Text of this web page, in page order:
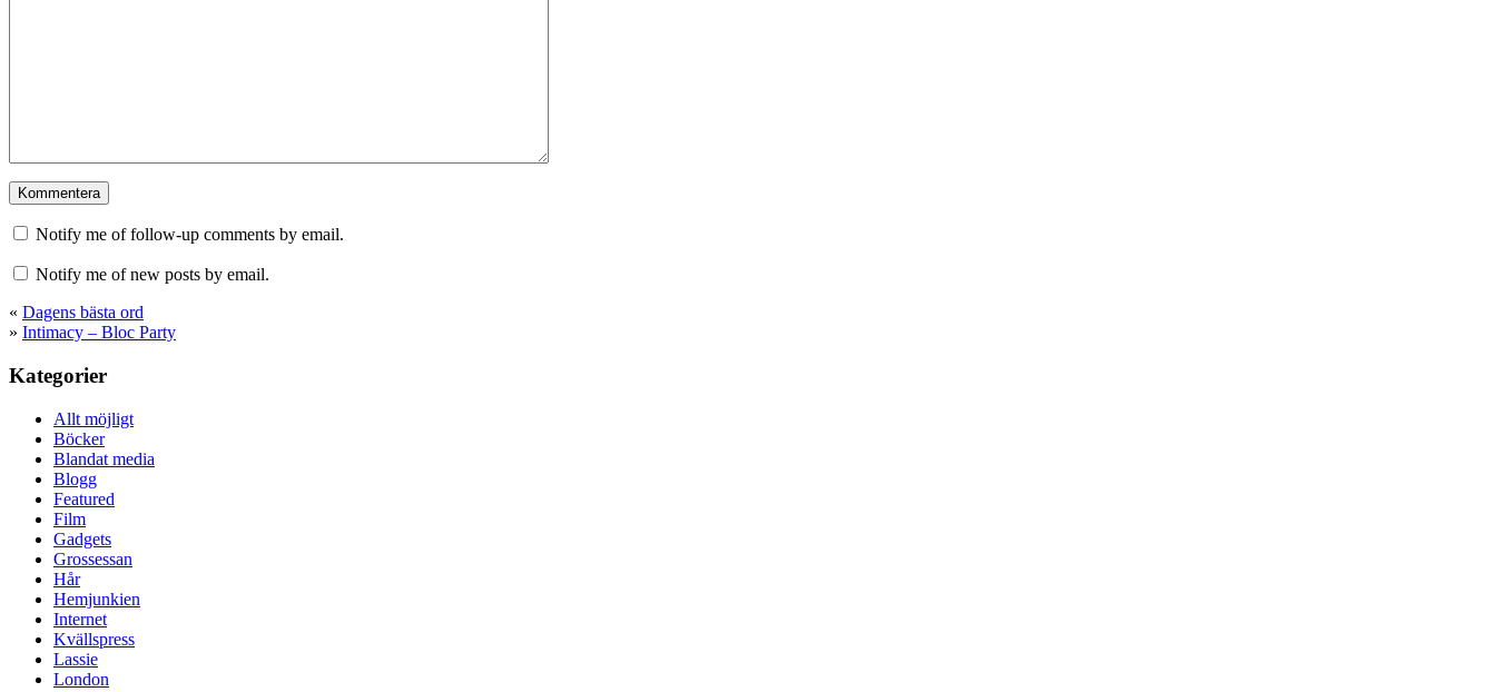
Notify me of follow-up comments by email.
Notify me of new posts by email.
« Dagens bästa ord
» Intimacy – Bloc Party
Kategorier
Allt möjligt
Böcker
Blandat media
Blogg
Featured
Film
Gadgets
Grossessan
Hår
Hemjunkien
Internet
Kvällspress
Lassie
London